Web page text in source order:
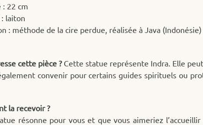
: 22 cm
laiton
: méthode de la cire perdue, réalisée à Java (Indonésie)
cette pièce ?Cette statue représente Indra. Elle
convenir pour certains guides spirituels ou
la recevoir ?
résonne pour vous et que vous aimeriez